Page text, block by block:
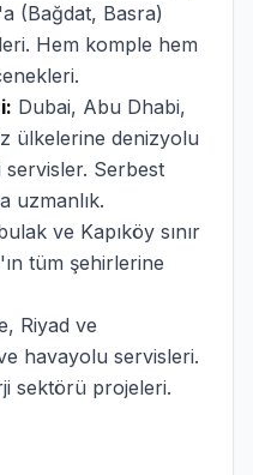
(Bağdat, Basra)
Hem komple hem
Dubai, Abu Dhabi,
ülkelerine denizyolu
Serbest
uzmanlık.
ve Kapıköy sınır
tüm şehirlerine
Riyad ve
havayolu servisleri.
sektörü projeleri.